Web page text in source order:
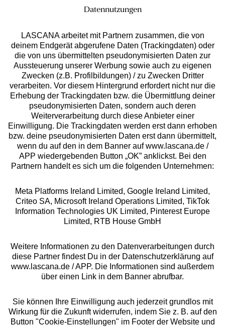
Services
Beratung
Über uns
Rechtliches
Alle Preise inkl. MwSt., zzgl.
Versandkosten
** Bonität vorausgesetzt, berechtigt zur Bonitätsprüfung
Datennutzungen
LASCANA arbeitet mit Partnern zusammen, die von
deinem Endgerät abgerufene Daten (Trackingdaten) oder
die von uns übermittelten pseudonymisierten Daten zur
Aussteuerung unserer Werbung sowie auch zu eigenen
Zwecken (z.B. Profilbildungen) / zu Zwecken Dritter
verarbeiten. Vor diesem Hintergrund erfordert nicht nur die
Erhebung der Trackingdaten bzw. die Übermittlung deiner
pseudonymisierten Daten, sondern auch deren
Weiterverarbeitung durch diese Anbieter einer
Einwilligung. Die Trackingdaten werden erst dann erhoben
bzw. deine pseudonymisierten Daten erst dann übermittelt,
wenn du auf den in dem Banner auf www.lascana.de /
APP wiedergebenden Button „OK” anklickst. Bei den
Partnern handelt es sich um die folgenden Unternehmen:
Meta Platforms Ireland Limited, Google Ireland Limited,
Criteo SA, Microsoft Ireland Operations Limited, TikTok
Information Technologies UK Limited, Pinterest Europe
Limited, RTB House GmbH
Weitere Informationen zu den Datenverarbeitungen durch
diese Partner findest Du in der Datenschutzerklärung auf
www.lascana.de / APP. Die Informationen sind außerdem
über einen Link in dem Banner abrufbar.
Sie können Ihre Einwilligung auch jederzeit grundlos mit
Wirkung für die Zukunft widerrufen, indem Sie z. B. auf den
Button "Cookie-Einstellungen" im Footer der Website und